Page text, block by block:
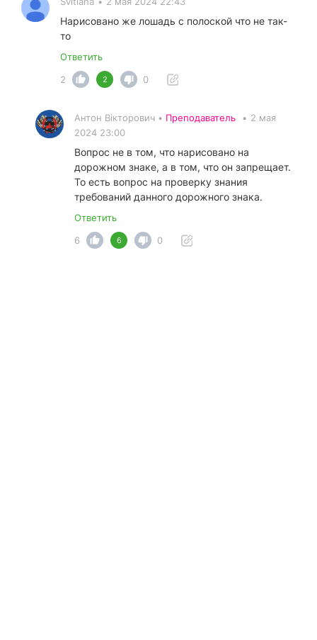
Нарисовано же лошадь с полоской что не так-
то
Ответить
2
2 0
Антон Вікторович • Преподаватель • 2 мая
2024 23:00
Вопрос не в том, что нарисовано на
дорожном знаке, а в том, что он запрещает.
То есть вопрос на проверку знания
требований данного дорожного знака.
Ответить
6
6 0